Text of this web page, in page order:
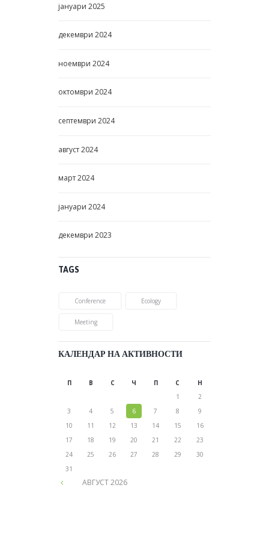
јануари 2025
декември 2024
ноември 2024
октомври 2024
септември 2024
август2024
март2024
јануари 2024
декември 2023
TAGS
Conference Ecology
Meeting
КАЛЕНДАР НА АКТИВНОСТИ
П В С Ч П С Н
АВГУСТ2026
1
2
3
4 5 6 7 8
9
10
11 12 13 14 15
16
17
18 19 20 21 22
23
24
25 26 27 28 29
30
31